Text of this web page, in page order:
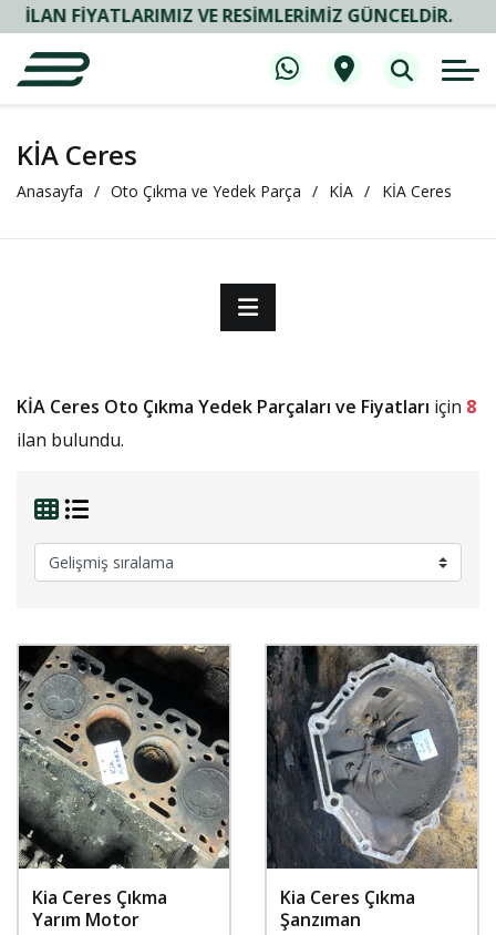
İLAN FIYATLARIMIZ VE RESIMLERIMIZ GÜNCELDIR.
KİA Ceres
Anasayfa Oto Çıkma ve Yedek Parça KİA KİA Ceres
KİA Ceres Oto Çıkma Yedek Parçaları ve Fiyatları için 8
ilan bulundu.
Kia Ceres Çıkma
Yarım Motor
Kia Ceres Çıkma
Şanzıman